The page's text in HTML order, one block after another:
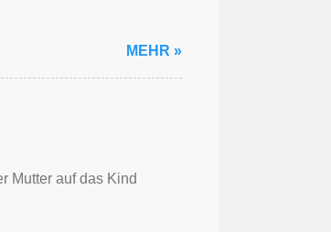
MEHR »
Mutter auf das Kind